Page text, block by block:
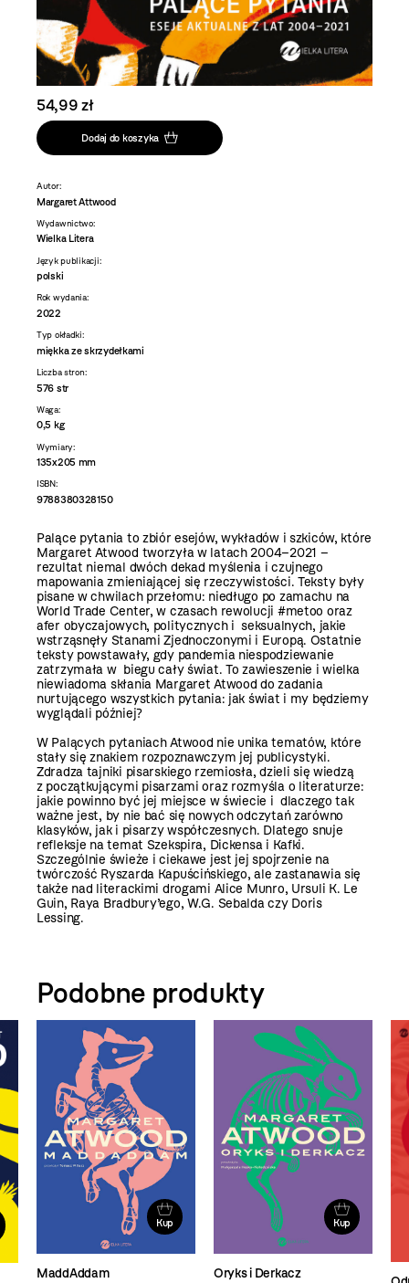
54,99 zł
Dodaj do koszyka
Autor:
Margaret Attwood
Wydawnictwo:
Wielka Litera
Język publikacji:
polski
Rok wydania:
2022
Typ okładki:
miękka ze skrzydełkami
Liczba stron:
576 str
Waga:
0,5 kg
Wymiary:
135x205 mm
ISBN:
9788380328150
Palące pytania to zbiór esejów, wykładów i szkiców, które
Margaret Atwood tworzyła w latach 2004–2021 –
rezultat niemal dwóch dekad myślenia i czujnego
mapowania zmieniającej się rzeczywistości. Teksty były
pisane w chwilach przełomu: niedługo po zamachu na
World Trade Center, w czasach rewolucji #metoo oraz
afer obyczajowych, politycznych i seksualnych, jakie
wstrząsnęły Stanami Zjednoczonymi i Europą. Ostatnie
teksty powstawały, gdy pandemia niespodziewanie
zatrzymała w biegu cały świat. To zawieszenie i wielka
niewiadoma skłania Margaret Atwood do zadania
nurtującego wszystkich pytania: jak świat i my będziemy
wyglądali później?
W Palących pytaniach Atwood nie unika tematów, które
stały się znakiem rozpoznawczym jej publicystyki.
Zdradza tajniki pisarskiego rzemiosła, dzieli się wiedzą
z początkującymi pisarzami oraz rozmyśla o literaturze:
jakie powinno być jej miejsce w świecie i dlaczego tak
ważne jest, by nie bać się nowych odczytań zarówno
klasyków, jak i pisarzy współczesnych. Dlatego snuje
refleksje na temat Szekspira, Dickensa i Kafki.
Szczególnie świeże i ciekawe jest jej spojrzenie na
twórczość Ryszarda Kapuścińskiego, ale zastanawia się
także nad literackimi drogami Alice Munro, Ursuli K. Le
Guin, Raya Bradbury’ego, W.G. Sebalda czy Doris
Lessing.
Podobne produkty
Kup
MaddAddam
Kup
Oryks i Derkacz